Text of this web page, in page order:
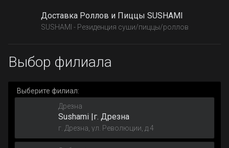
Доставка Роллов и Пиццы SUSHAMI
SUSHAMI - Резиденция суши/пиццы/роллов
Выбор филиала
Выберите филиал:
Дрезна
Sushami |г. Дрезна
г. Дрезна, ул. Революции, д.4